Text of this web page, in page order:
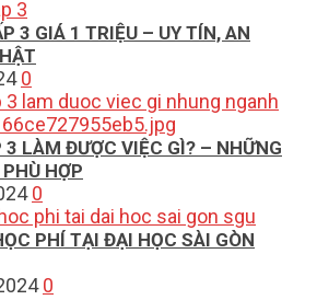
3 GIÁ 1 TRIỆU – UY TÍN, AN
0
3 LÀM ĐƯỢC VIỆC GÌ? – NHỮNG
HỢP
0
PHÍ TẠI ĐẠI HỌC SÀI GÒN
0